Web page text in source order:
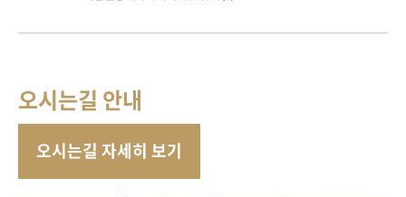
오시는길 안내
오시는길 자세히 보기